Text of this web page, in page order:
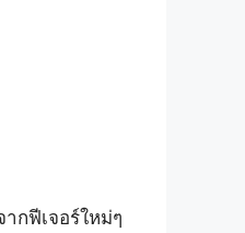
กฟีเจอร์ใหม่ๆ